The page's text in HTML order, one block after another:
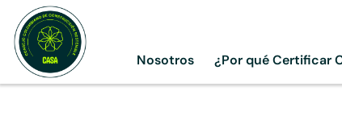
content
Nosotros ¿Por qué Certificar